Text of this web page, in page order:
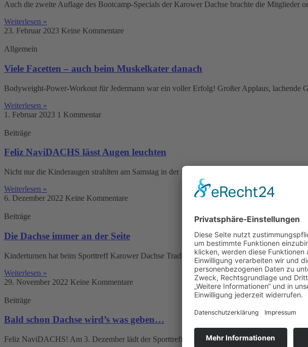
Auch die zweite Auflage des Bootcamp-Specials der Karower Dachse brachte die Mitglieder
Weiterlesen »
23. Februar 2023 Keine Kommentare
Allgemein
Viele Facetten – auch beim Muskelkater danach
Bodyweight-Power-Workout für Jedermann war ein voller Erfolg! Großer Applaus, lachende
Weiterlesen »
1. Februar 2023 1 Kommentar
Beiträge
Feliz NaviDACHS lässt Augen leuchten
Nicht nur die Kinderaugen strahlten am Samstag in der Sporthalle der Grundschule Am
Weiterlesen »
6. Dezember 2022 Keine Kommentare
Beiträge
Die Dachse immer an der Seite
Kinderturnen hat beim Sporttreff Karower Dachse Tradition. Es ist meist das „Sprungbrett“
Weiterlesen »
29. November 2022 Keine Kommentare
Beiträge
Bald schon Dachse wird’s was geben…
Feliz NaviDACHS! Am 3. Dezember lädt der Sporttreff Karower Dachse e.V. zu einem